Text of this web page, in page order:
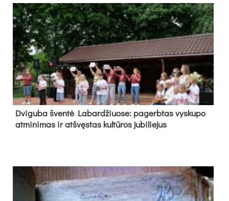
Dvi­gu­ba šven­tė La­bar­džiuo­se: pa­gerb­tas vys­ku­po
at­mi­ni­mas ir at­švęs­tas kul­tū­ros ju­bi­lie­jus